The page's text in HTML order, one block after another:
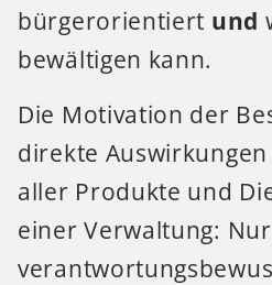
bürgerorientiert und
bewältigen kann.
Die Motivation der
direkte
aller Produkte und
einer Verwaltung: